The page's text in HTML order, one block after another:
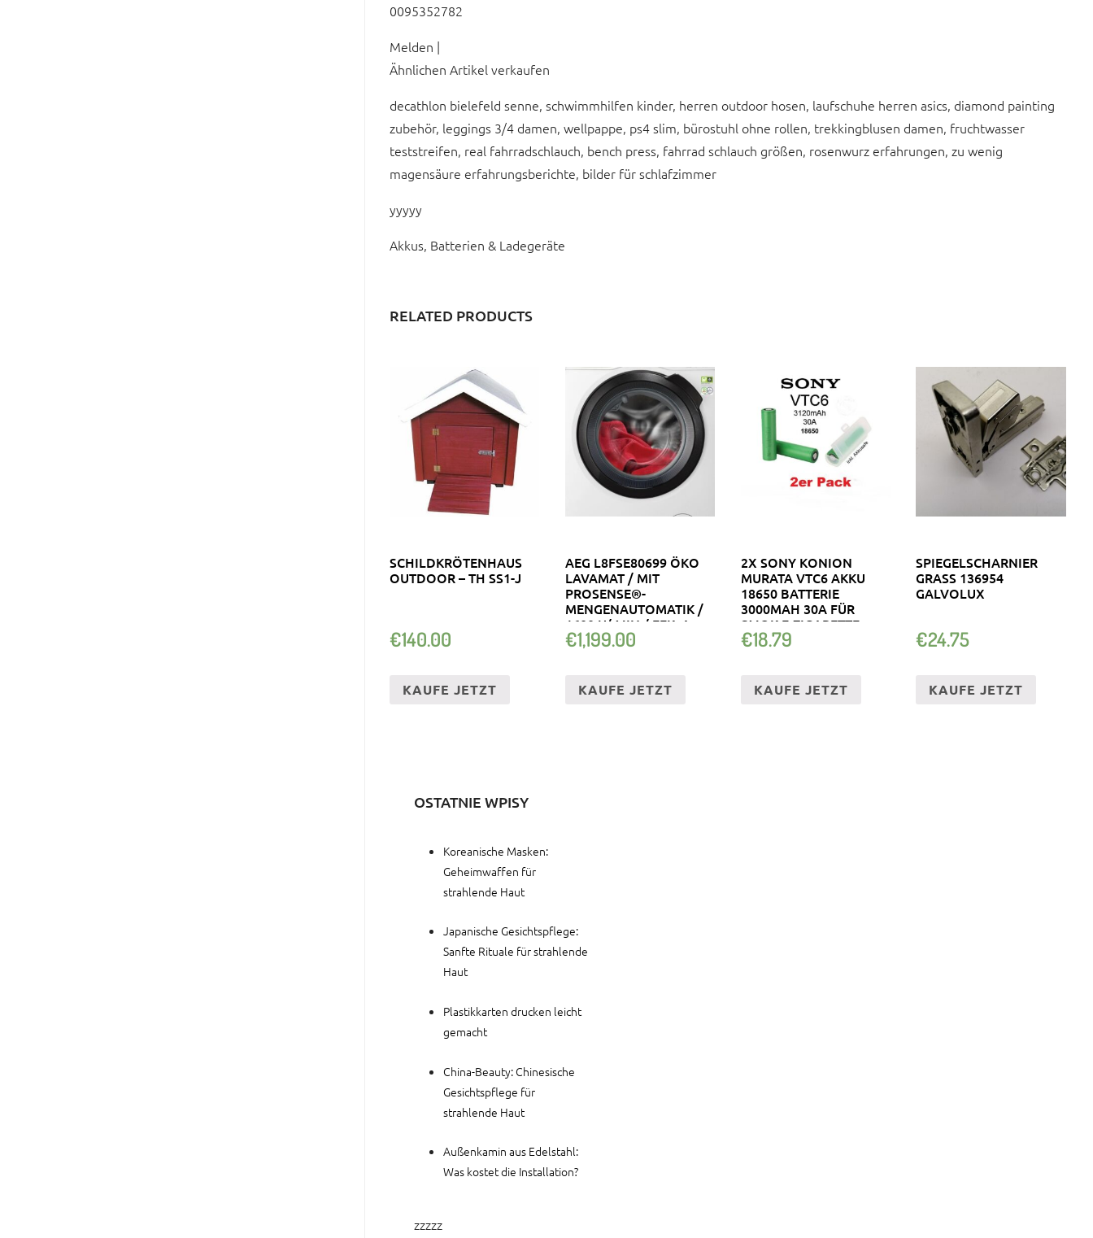
0095352782
Melden |
Ähnlichen Artikel verkaufen
decathlon bielefeld senne, schwimmhilfen kinder, herren outdoor hosen, laufschuhe herren asics, diamond painting
zubehör, leggings 3/4 damen, wellpappe, ps4 slim, bürostuhl ohne rollen, trekkingblusen damen, fruchtwasser
teststreifen, real fahrradschlauch, bench press, fahrrad schlauch größen, rosenwurz erfahrungen, zu wenig
magensäure erfahrungsberichte, bilder für schlafzimmer
yyyyy
Akkus, Batterien & Ladegeräte
RELATED PRODUCTS
SCHILDKRÖTENHAUS
OUTDOOR – TH SS1-J
€140.00
KAUFE JETZT
AEG L8FSE80699 ÖKO
LAVAMAT / MIT
PROSENSE®-
MENGENAUTOMATIK /
1600 U/ MIN / EEK: A
€1,199.00
KAUFE JETZT
2X SONY KONION
MURATA VTC6 AKKU
18650 BATTERIE
3000MAH 30A FÜR
SMOK E-ZIGARETTE
€18.79
KAUFE JETZT
SPIEGELSCHARNIER
GRASS 136954
GALVOLUX
€24.75
KAUFE JETZT
OSTATNIE WPISY
Koreanische Masken:
Geheimwaffen für
strahlende Haut
Japanische Gesichtspflege:
Sanfte Rituale für strahlende
Haut
Plastikkarten drucken leicht
gemacht
China-Beauty: Chinesische
Gesichtspflege für
strahlende Haut
Außenkamin aus Edelstahl:
Was kostet die Installation?
zzzzz